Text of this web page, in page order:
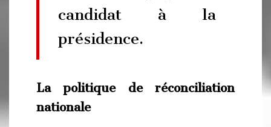
candidat à la
présidence.
La politique de réconciliation
nationale